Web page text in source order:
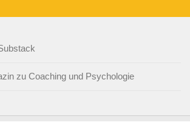
zu Coaching und Psychologie